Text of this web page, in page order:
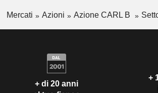
Mercati Azioni Azione CARL B
+ di 20 anni
+